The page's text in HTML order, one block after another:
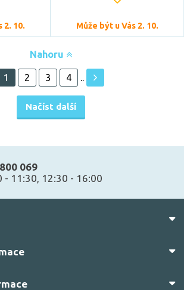
2. 10. Může být u Vás 2. 10.
Nahoru
Načíst další
1 2 3 4 ..
069
- 11:30, 12:30 - 16:00